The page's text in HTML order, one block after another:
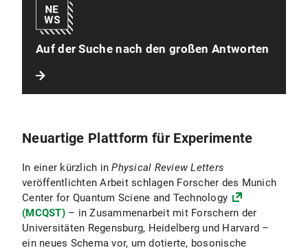
Auf der Suche nach den großen Antworten
Neuartige Plattform für Experimente
In einer kürzlich inPhysical Review Letters
veröffentlichten Arbeit schlagen Forscher des Munich
Center for Quantum Sciene and Technology
(MCQST) – in Zusammenarbeit mit Forschern der
Universitäten Regensburg, Heidelberg und Harvard –
ein neues Schema vor, um dotierte, bosonische